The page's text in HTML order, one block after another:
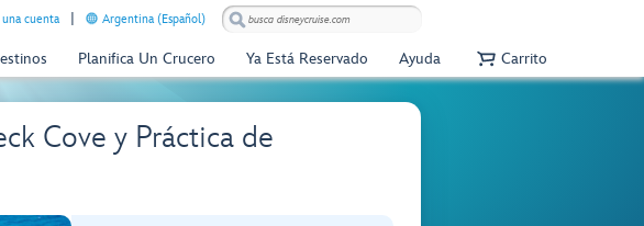
cuenta Argentina (Español)
Planifica Un Crucero Ya Está Reservado Ayuda Carrito
Cove y Práctica de